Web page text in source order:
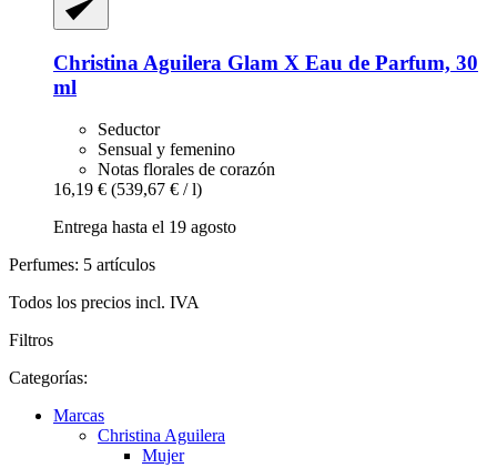
Christina Aguilera Glam X Eau de Parfum, 30
ml
Seductor
Sensual y femenino
Notas florales de corazón
16,19 € (539,67 € / l)
Entrega hasta el 19 agosto
Perfumes: 5 artículos
Todos los precios incl. IVA
Filtros
Categorías:
Marcas
Christina Aguilera
Mujer